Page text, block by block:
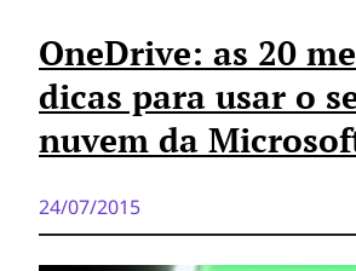
OneDrive: as 20
dicas para usar o
nuvem da
24/07/2015